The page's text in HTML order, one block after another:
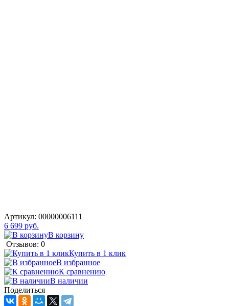
Артикул: 00000006111
6 699 руб.
В корзину
Отзывов: 0
Купить в 1 клик
В избранное
К сравнению
В наличии
Поделиться